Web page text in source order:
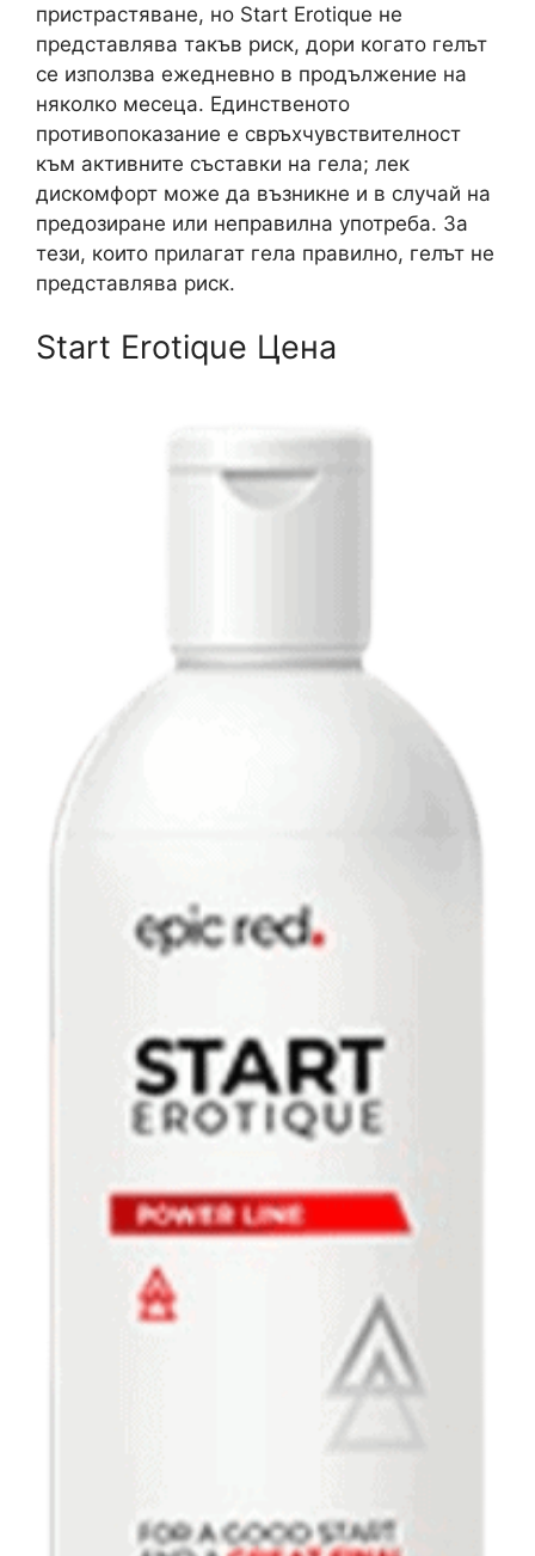
пристрастяване, но Start Erotique не
представлява такъв риск, дори когато гелът
се използва ежедневно в продължение на
няколко месеца. Единственото
противопоказание е свръхчувствителност
към активните съставки на гела; лек
дискомфорт може да възникне и в случай на
предозиране или неправилна употреба. За
тези, които прилагат гела правилно, гелът не
представлява риск.
Start Erotique Цена